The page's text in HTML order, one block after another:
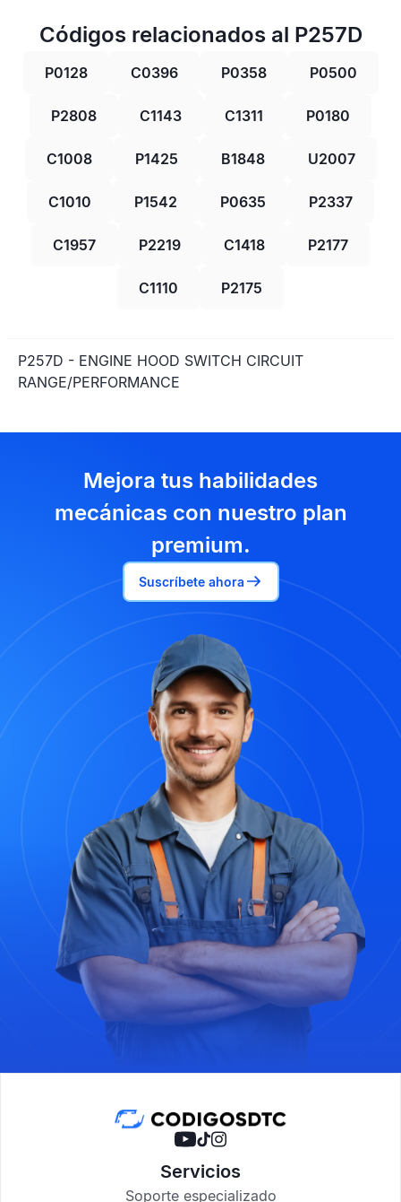
Códigos relacionados al P257D
P0128 C0396 P0358 P0500
P2808 C1143 C1311 P0180
C1008 P1425 B1848 U2007
C1010 P1542 P0635 P2337
C1957 P2219 C1418 P2177
C1110 P2175
P257D - ENGINE HOOD SWITCH CIRCUIT
RANGE/PERFORMANCE
Mejora tus habilidades
mecánicas con nuestro plan
premium.
Suscríbete ahora
Servicios
Soporte especializado